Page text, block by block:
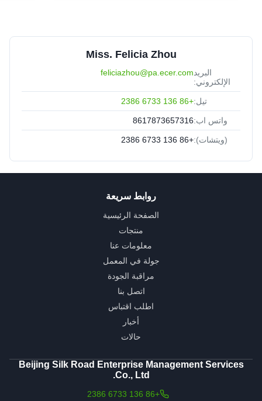
Miss. Felicia Zhou
البريد
الإلكتروني:
feliciazhou@pa.ecer.com
تيل:+86 136 6733 2386
واتس اب:8617873657316
(ويتشات):+86 136 6733 2386
روابط سريعة
الصفحة الرئيسية
منتجات
معلومات عنا
جولة في المعمل
مراقبة الجودة
اتصل بنا
اطلب اقتباس
أخبار
حالات
Beijing Silk Road Enterprise Management Services
Co., Ltd.
+86 136 6733 2386